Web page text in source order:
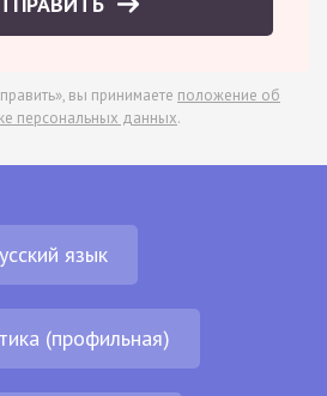
вы принимаете положение об
персональных данных.
язык
(профильная)